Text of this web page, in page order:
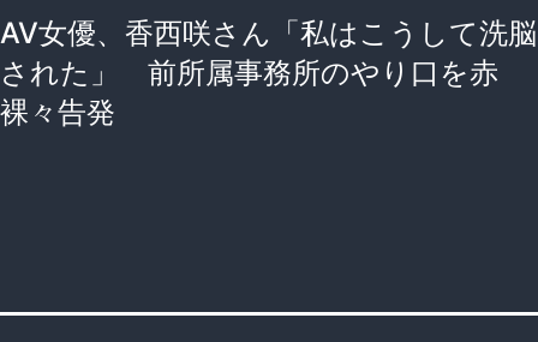
AV女優、香西咲さん「私はこうして洗脳
された」 前所属事務所のやり口を赤
裸々告発